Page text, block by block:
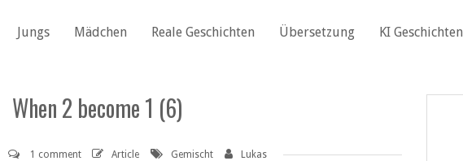
Jungs Mädchen Reale Geschichten Übersetzung KI Geschichten
When 2 become 1 (6)
1 comment Article Gemischt Lukas